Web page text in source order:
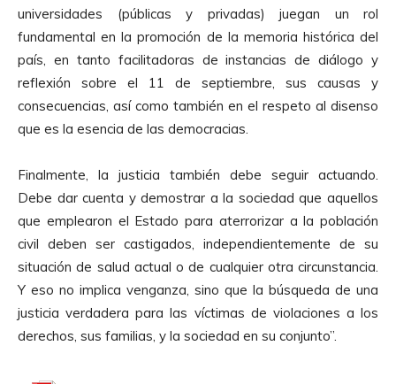
universidades (públicas y privadas) juegan un rol
fundamental en la promoción de la memoria histórica del
país, en tanto facilitadoras de instancias de diálogo y
reflexión sobre el 11 de septiembre, sus causas y
consecuencias, así como también en el respeto al disenso
que es la esencia de las democracias.
Finalmente, la justicia también debe seguir actuando.
Debe dar cuenta y demostrar a la sociedad que aquellos
que emplearon el Estado para aterrorizar a la población
civil deben ser castigados, independientemente de su
situación de salud actual o de cualquier otra circunstancia.
Y eso no implica venganza, sino que la búsqueda de una
justicia verdadera para las víctimas de violaciones a los
derechos, sus familias, y la sociedad en su conjunto”.